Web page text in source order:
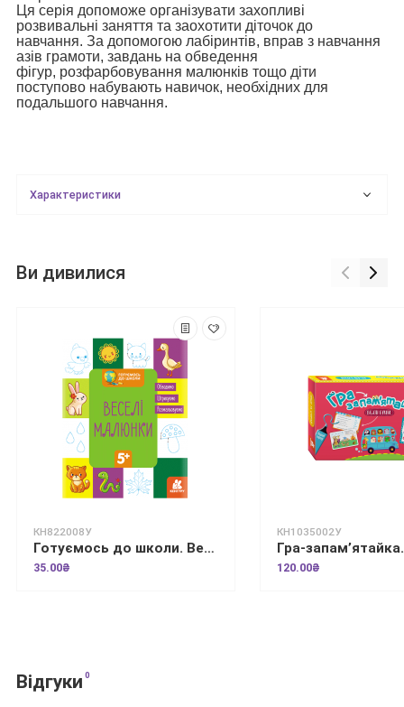
Ця серія допоможе організувати захопливі
розвивальні заняття та заохотити діточок до
навчання. За допомогою лабіринтів, вправ з навчання
азів грамоти, завдань на обведення
фігур, розфарбовування малюнків тощо діти
поступово набувають навичок, необхідних для
подальшого навчання.
Характеристики
Ви дивилися
КН822008У
Готуємось до школи. Веселі малюнки
35.00₴
КН1035002У
120.00₴
Відгуки 0